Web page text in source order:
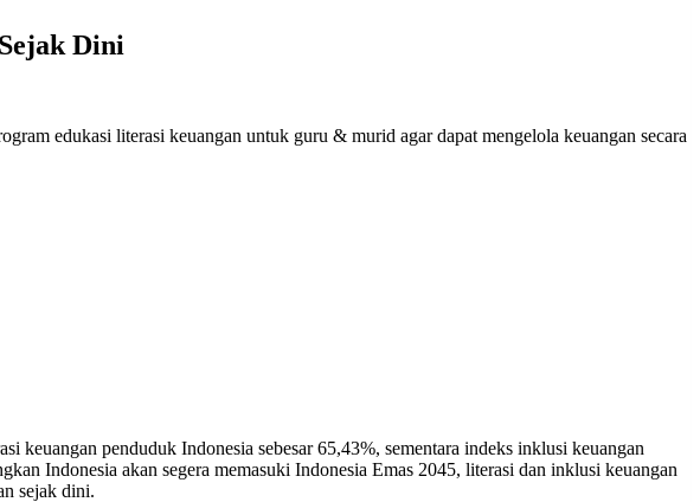
Dini
edukasi literasi keuangan untuk guru & murid agar dapat mengelola keuangan secara
penduduk Indonesia sebesar 65,43%, sementara indeks inklusi keuangan
Indonesia akan segera memasuki Indonesia Emas 2045, literasi dan inklusi keuangan
sejak dini.